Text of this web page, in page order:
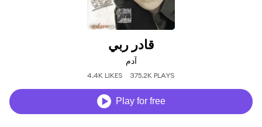
قادر ربي
آدم
4.4K LIKES 375.2K PLAYS
Play for free